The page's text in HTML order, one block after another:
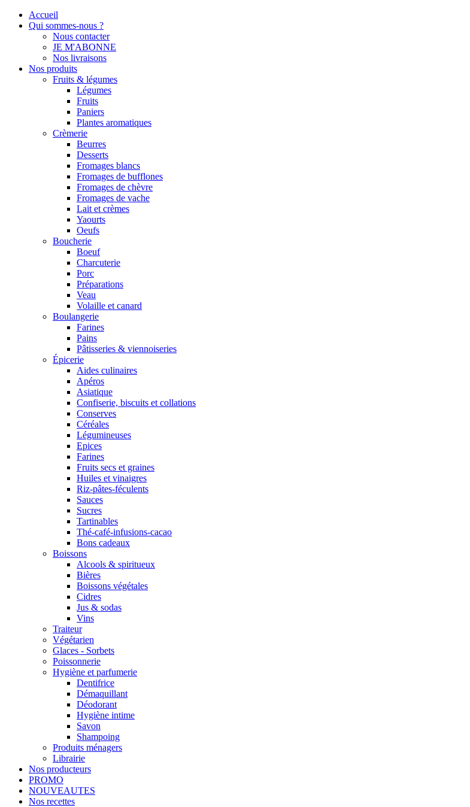
Accueil
Qui sommes-nous ?
Nous contacter
JE M'ABONNE
Nos livraisons
Nos produits
Fruits & légumes
Légumes
Fruits
Paniers
Plantes aromatiques
Crèmerie
Beurres
Desserts
Fromages blancs
Fromages de bufflones
Fromages de chèvre
Fromages de vache
Lait et crèmes
Yaourts
Oeufs
Boucherie
Boeuf
Charcuterie
Porc
Préparations
Veau
Volaille et canard
Boulangerie
Farines
Pains
Pâtisseries & viennoiseries
Épicerie
Aides culinaires
Apéros
Asiatique
Confiserie, biscuits et collations
Conserves
Céréales
Légumineuses
Epices
Farines
Fruits secs et graines
Huiles et vinaigres
Riz-pâtes-féculents
Sauces
Sucres
Tartinables
Thé-café-infusions-cacao
Bons cadeaux
Boissons
Alcools & spiritueux
Bières
Boissons végétales
Cidres
Jus & sodas
Vins
Traiteur
Végétarien
Glaces - Sorbets
Poissonnerie
Hygiène et parfumerie
Dentifrice
Démaquillant
Déodorant
Hygiène intime
Savon
Shampoing
Produits ménagers
Librairie
Nos producteurs
PROMO
NOUVEAUTES
Nos recettes